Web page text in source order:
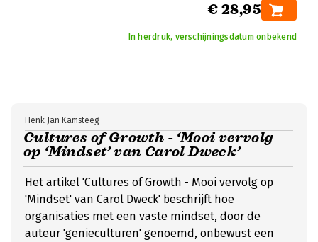
€ 28,95
In herdruk, verschijningsdatum onbekend
Cultures of Growth - ‘Mooi vervolg
op ‘Mindset’ van Carol Dweck’
Henk Jan Kamsteeg
Het artikel 'Cultures of Growth - Mooi vervolg op
'Mindset' van Carol Dweck' beschrijft hoe
organisaties met een vaste mindset, door de
auteur 'genieculturen' genoemd, onbewust een